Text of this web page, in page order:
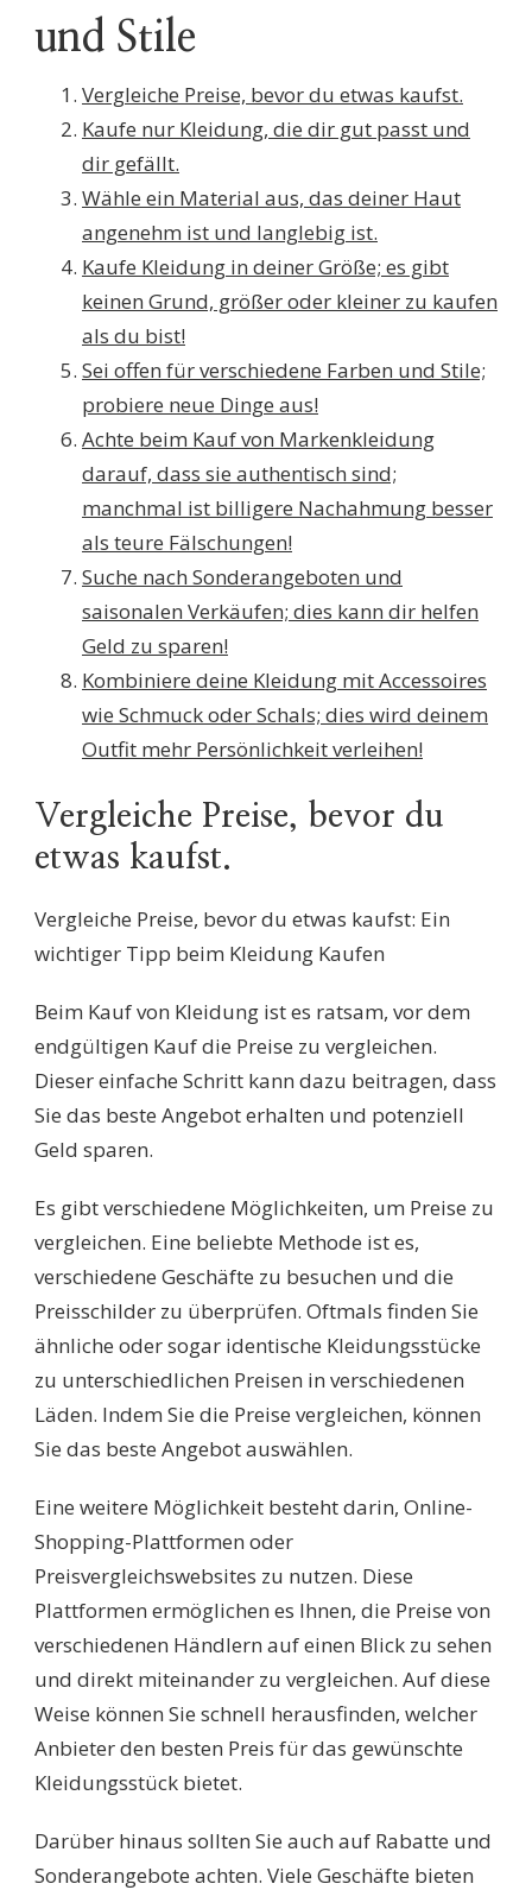
und Stile
Vergleiche Preise, bevor du etwas kaufst.
Kaufe nur Kleidung, die dir gut passt und
dir gefällt.
Wähle ein Material aus, das deiner Haut
angenehm ist und langlebig ist.
Kaufe Kleidung in deiner Größe; es gibt
keinen Grund, größer oder kleiner zu kaufen
als du bist!
Sei offen für verschiedene Farben und Stile;
probiere neue Dinge aus!
Achte beim Kauf von Markenkleidung
darauf, dass sie authentisch sind;
manchmal ist billigere Nachahmung besser
als teure Fälschungen!
Suche nach Sonderangeboten und
saisonalen Verkäufen; dies kann dir helfen
Geld zu sparen!
Kombiniere deine Kleidung mit Accessoires
wie Schmuck oder Schals; dies wird deinem
Outfit mehr Persönlichkeit verleihen!
Vergleiche Preise, bevor du
etwas kaufst.
Vergleiche Preise, bevor du etwas kaufst: Ein
wichtiger Tipp beim Kleidung Kaufen
Beim Kauf von Kleidung ist es ratsam, vor dem
endgültigen Kauf die Preise zu vergleichen.
Dieser einfache Schritt kann dazu beitragen, dass
Sie das beste Angebot erhalten und potenziell
Geld sparen.
Es gibt verschiedene Möglichkeiten, um Preise zu
vergleichen. Eine beliebte Methode ist es,
verschiedene Geschäfte zu besuchen und die
Preisschilder zu überprüfen. Oftmals finden Sie
ähnliche oder sogar identische Kleidungsstücke
zu unterschiedlichen Preisen in verschiedenen
Läden. Indem Sie die Preise vergleichen, können
Sie das beste Angebot auswählen.
Eine weitere Möglichkeit besteht darin, Online-
Shopping-Plattformen oder
Preisvergleichswebsites zu nutzen. Diese
Plattformen ermöglichen es Ihnen, die Preise von
verschiedenen Händlern auf einen Blick zu sehen
und direkt miteinander zu vergleichen. Auf diese
Weise können Sie schnell herausfinden, welcher
Anbieter den besten Preis für das gewünschte
Kleidungsstück bietet.
Darüber hinaus sollten Sie auch auf Rabatte und
Sonderangebote achten. Viele Geschäfte bieten